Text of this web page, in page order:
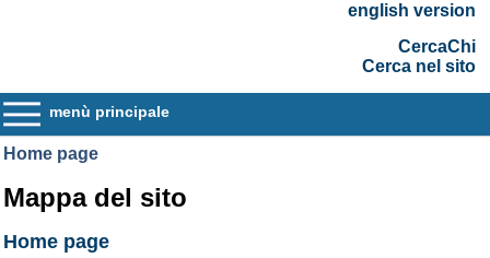
english version
CercaChi
Cerca nel sito
menù principale
Home page
Mappa del sito
Home page